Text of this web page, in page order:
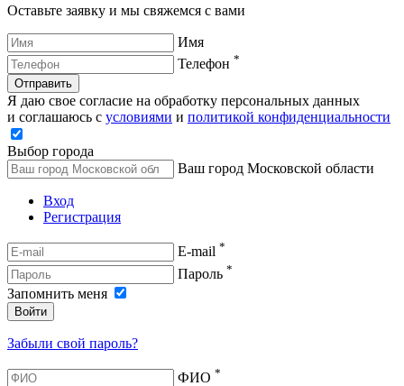
Оставьте заявку и мы свяжемся с вами
Имя
Телефон *
Отправить
Я даю свое согласие на обработку персональных данных
и соглашаюсь с условиями и политикой конфиденциальности
Выбор города
Ваш город Московской области
Вход
Регистрация
E-mail *
Пароль *
Запомнить меня
Войти
Забыли свой пароль?
ФИО *